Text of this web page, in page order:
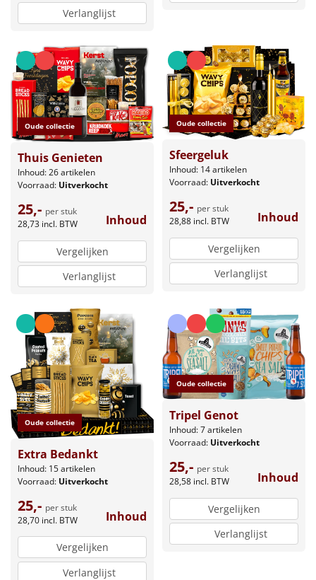
Verlanglijst
Oude collectie
Thuis Genieten
Inhoud: 26 artikelen
Voorraad: Uitverkocht
25,- per stuk
28,73 incl. BTW Inhoud
Vergelijken
Verlanglijst
Oude collectie
Sfeergeluk
Inhoud: 14 artikelen
Voorraad: Uitverkocht
25,- per stuk
28,88 incl. BTW Inhoud
Vergelijken
Verlanglijst
Oude collectie
Extra Bedankt
Inhoud: 15 artikelen
Voorraad: Uitverkocht
25,- per stuk
28,70 incl. BTW Inhoud
Vergelijken
Verlanglijst
Oude collectie
Tripel Genot
Inhoud: 7 artikelen
Voorraad: Uitverkocht
25,- per stuk
28,58 incl. BTW Inhoud
Vergelijken
Verlanglijst